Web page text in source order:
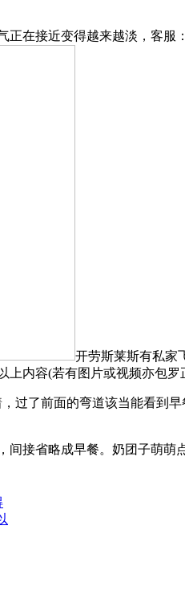
在接近变得越来越淡，客服
开劳斯莱斯有私家
内容(若有图片或视频亦包罗
了前面的弯道该当能看到
省略成早餐。奶团子萌萌